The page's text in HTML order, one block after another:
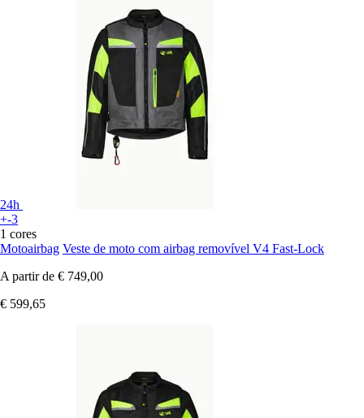
24h
+-3
1 cores
Motoairbag Veste de moto com airbag removível V4 Fast-Lock
A partir de € 749,00
€ 599,65